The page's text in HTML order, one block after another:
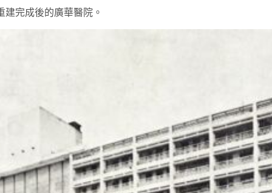
完成後的廣華醫院。